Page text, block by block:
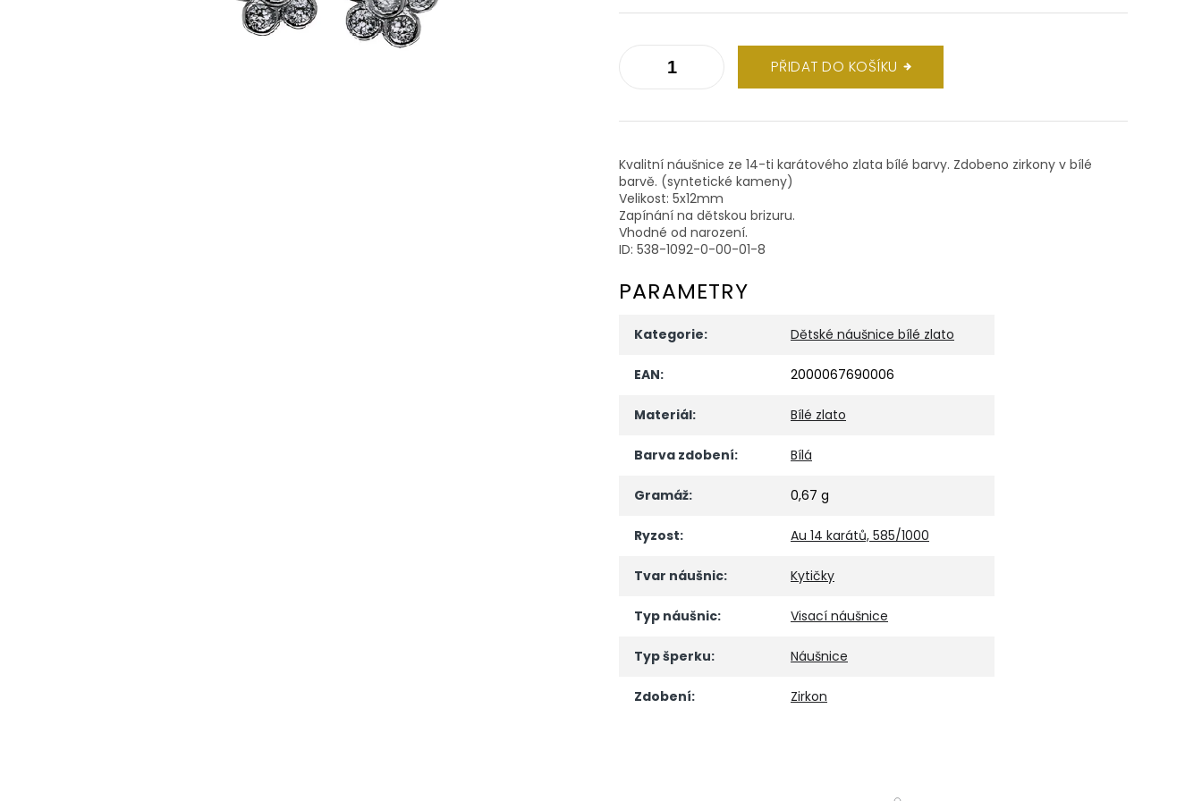
PŘIDAT DO KOŠÍKU
Kvalitní náušnice ze 14-ti karátového zlata bílé barvy. Zdobeno zirkony v bílé
barvě. (syntetické kameny)
Velikost: 5x12mm
Zapínání na dětskou brizuru.
Vhodné od narození.
ID: 538-1092-0-00-01-8
PARAMETRY
Kategorie: Dětské náušnice bílé zlato
EAN: 2000067690006
Materiál: Bílé zlato
Barva zdobení: Bílá
Gramáž: 0,67 g
Ryzost: Au 14 karátů, 585/1000
Tvar náušnic: Kytičky
Typ náušnic: Visací náušnice
Typ šperku: Náušnice
Zdobení: Zirkon